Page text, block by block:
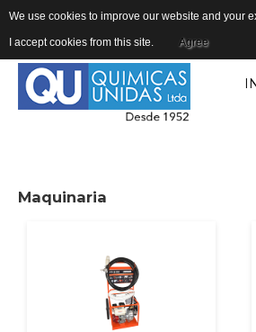
Maquinaria
We use cookies to improve our website and your
I accept cookies from this site. Agree